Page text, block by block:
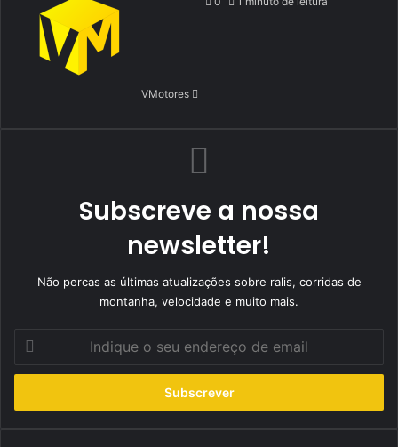
VMotores
Subscreve a nossa
newsletter!
Não percas as últimas atualizações sobre ralis, corridas de
montanha, velocidade e muito mais.
seu
de